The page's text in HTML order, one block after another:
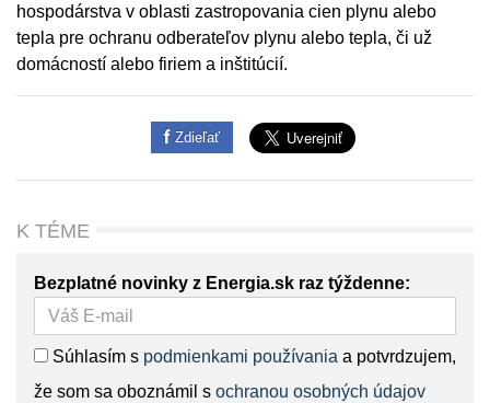
hospodárstva v oblasti zastropovania cien plynu alebo
tepla pre ochranu odberateľov plynu alebo tepla, či už
domácností alebo firiem a inštitúcií.
Zdieľať
K TÉME
Bezplatné novinky z Energia.sk raz týždenne:
Súhlasím s podmienkami používania a potvrdzujem,
že som sa oboznámil s ochranou osobných údajov